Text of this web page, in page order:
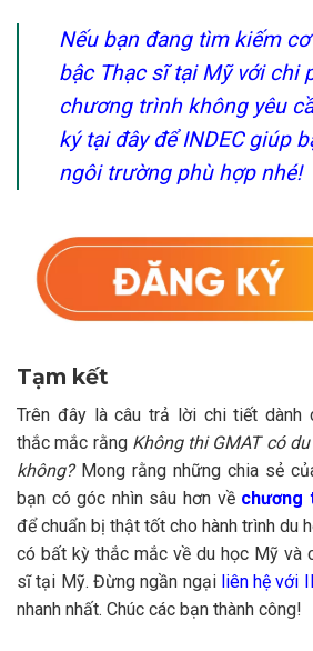
Nếu bạn đang tìm kiếm
bậc Thạc sĩ tại Mỹ với chi
chương trình không yêu
ký tại đây để INDEC giúp
ngôi trường phù hợp nhé!
Tạm kết
Trên đây là câu trả lời chi tiết dành
thắc mắc rằng Không thi GMAT có
không?Mong rằng những chia sẻ
bạn có góc nhìn sâu hơn về chương
để chuẩn bị thật tốt cho hành trình du
có bất kỳ thắc mắc về du học Mỹ và
sĩ tại Mỹ. Đừng ngần ngạiliên hệ với
nhanh nhất. Chúc các bạn thành công!